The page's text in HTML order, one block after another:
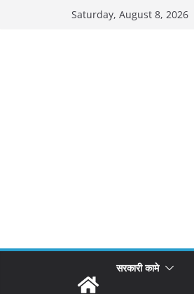
Saturday, August 8, 2026
सरकारी कामे